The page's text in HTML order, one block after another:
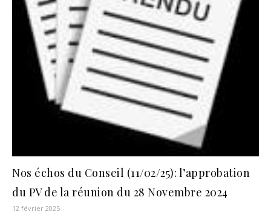
Nos échos du Conseil (11/02/25): l’approbation
du PV de la réunion du 28 Novembre 2024
12 février 2025